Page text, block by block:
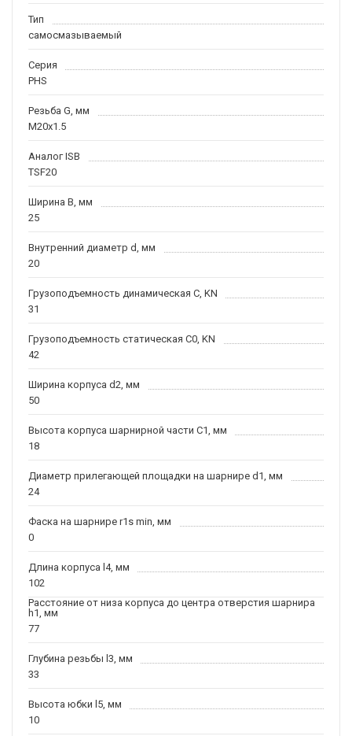
Тип
самосмазываемый
Серия
PHS
Резьба G, мм
M20x1.5
Аналог ISB
TSF20
Ширина B, мм
25
Внутренний диаметр d, мм
20
Грузоподъемность динамическая C, KN
31
Грузоподъемность статическая C0, KN
42
Ширина корпуса d2, мм
50
Высота корпуса шарнирной части C1, мм
18
Диаметр прилегающей площадки на шарнире d1, мм
24
Фаска на шарнире r1s min, мм
0
Длина корпуса l4, мм
102
Расстояние от низа корпуса до центра отверстия шарнира
h1, мм
77
Глубина резьбы l3, мм
33
Высота юбки l5, мм
10